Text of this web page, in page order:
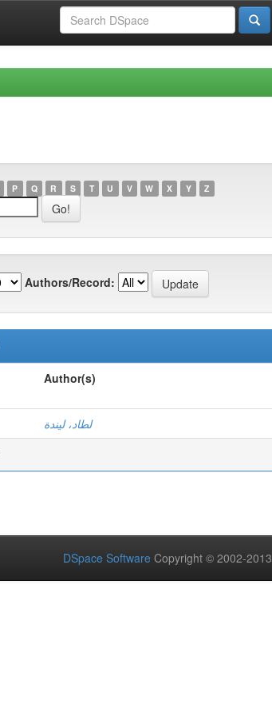
P Q R S T U V W X Y Z
Authors/Record:
Author(s)
لطاد، ليندة
DSpace Software Copyright © 2002-2013